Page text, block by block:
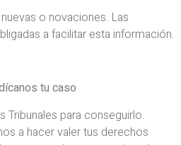
o novaciones. Las
a facilitar esta información.
tu caso
Tribunales para conseguirlo.
a hacer valer tus derechos